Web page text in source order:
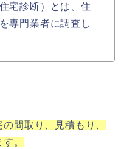
宅診断）とは、住
専門業者に調査し
間取り、見積もり、
。